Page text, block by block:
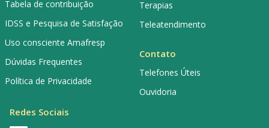
Tabela de contribuição
IDSS e Pesquisa de Satisfação
Uso consciente Amafresp
Dúvidas Frequentes
Política de Privacidade
Terapias
Teleatendimento
Contato
Telefones Úteis
Ouvidoria
Redes Sociais